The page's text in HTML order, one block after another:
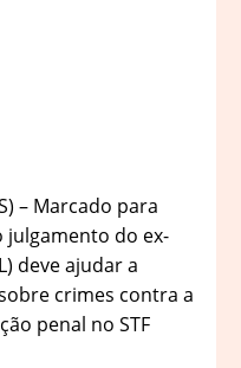
– Marcado para
julgamento do ex-
deve ajudar a
crimes contra a
penal no STF